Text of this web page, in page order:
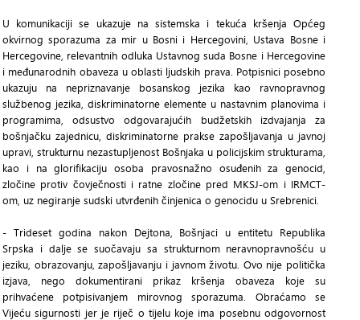
U komunikaciji se ukazuje na sistemska i tekuća kršenja Općeg
okvirnog sporazuma za mir u Bosni i Hercegovini, Ustava Bosne i
Hercegovine, relevantnih odluka Ustavnog suda Bosne i Hercegovine
i međunarodnih obaveza u oblasti ljudskih prava. Potpisnici posebno
ukazuju na nepriznavanje bosanskog jezika kao ravnopravnog
službenog jezika, diskriminatorne elemente u nastavnim planovima i
programima, odsustvo odgovarajućih budžetskih izdvajanja za
bošnjačku zajednicu, diskriminatorne prakse zapošljavanja u javnoj
upravi, strukturnu nezastupljenost Bošnjaka u policijskim strukturama,
kao i na glorifikaciju osoba pravosnažno osuđenih za genocid,
zločine protiv čovječnosti i ratne zločine pred MKSJ-om i IRMCT-
om, uz negiranje sudski utvrđenih činjenica o genocidu u Srebrenici.
- Trideset godina nakon Dejtona, Bošnjaci u entitetu Republika
Srpska i dalje se suočavaju sa strukturnom neravnopravnošću u
jeziku, obrazovanju, zapošljavanju i javnom životu. Ovo nije politička
izjava, nego dokumentirani prikaz kršenja obaveza koje su
prihvaćene potpisivanjem mirovnog sporazuma. Obraćamo se
Vijeću sigurnosti jer je riječ o tijelu koje ima posebnu odgovornost